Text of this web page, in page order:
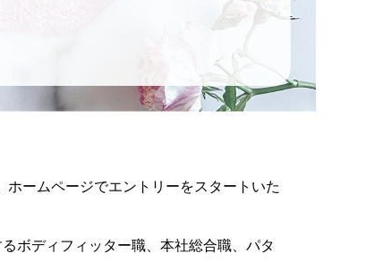
ームページでエントリーをスタートいた
ボディフィッター職、本社総合職、パタ